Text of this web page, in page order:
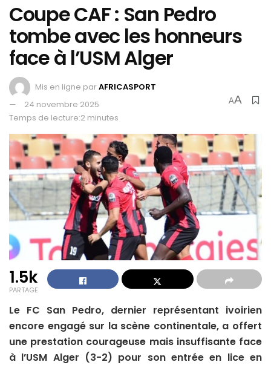
Coupe CAF : San Pedro
tombe avec les honneurs
face à l’USM Alger
Mis en ligne parAFRICASPORT
24 novembre 2025
Temps de lecture:2 minutes
AA
1.5k
PARTAGE
Le FC San Pedro, dernier représentant ivoirien
encore engagé sur la scène continentale, a offert
une prestation courageuse mais insuffisante face
à l’USM Alger (3-2) pour son entrée en lice en